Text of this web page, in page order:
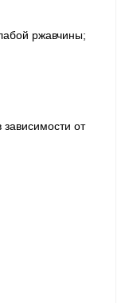
ржавчины;
зависимости от